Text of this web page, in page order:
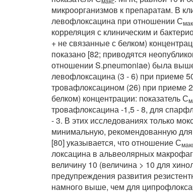
микроорганизмов к препаратам. В
левофлоксацина при отношении С
корреляция с клиническим и
+ не связанные с белком)
показано [82; приводятся
отношении S.pneumoniae) была
левофлоксацина (3 - 6) при приеме
тровафлоксацином (26) при приеме
белком) концентрации: показатель С
тровафлоксацина -1,5 - 8, для
- 3. В этих исследованиях только
минимальную, рекомендованную
[80] указывается, что отношение С
локсацина в альвеолярных
величину 10 (величина > 10 для
предупреждения развития
намного выше, чем для